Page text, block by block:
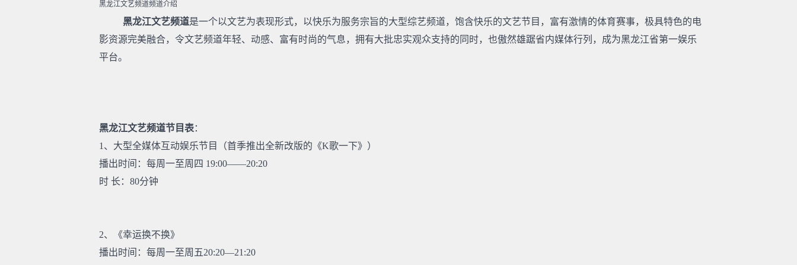
黑龙江文艺频道频道介绍
黑龙江文艺频道是一个以文艺为表现形式，以快乐为服务宗旨的大型综艺频道，饱含快乐的文艺节目，富有激情的体育赛事，极具特色的电
影资源完美融合，令文艺频道年轻、动感、富有时尚的气息，拥有大批忠实观众支持的同时，也傲然雄踞省内媒体行列，成为黑龙江省第一娱乐
平台。
黑龙江文艺频道节目表：
1、大型全媒体互动娱乐节目（首季推出全新改版的《K歌一下》）
播出时间：每周一至周四 19:00——20:20
时 长：80分钟
2、《幸运换不换》
播出时间：每周一至周五20:20—21:20